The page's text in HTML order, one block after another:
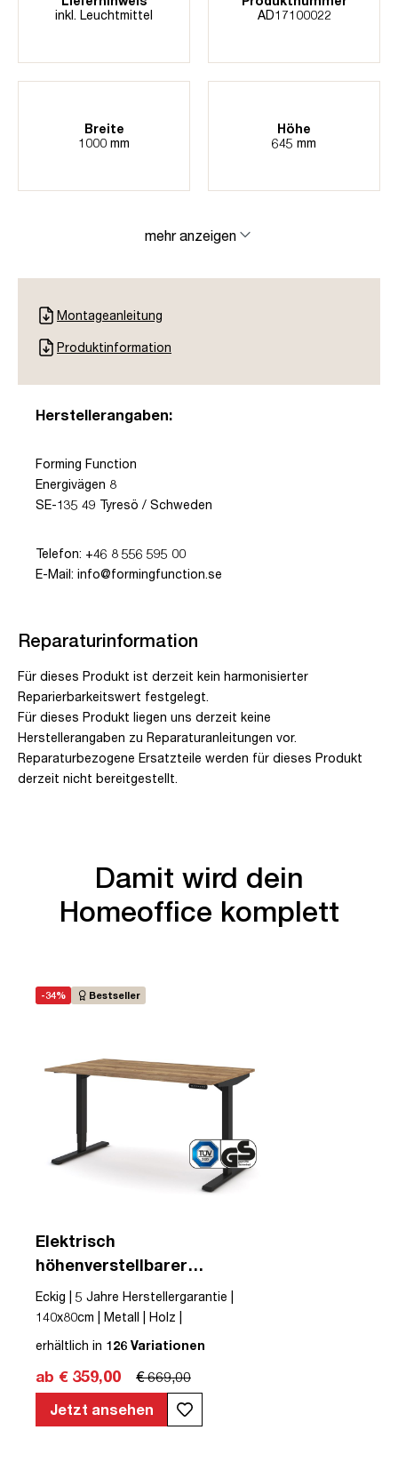
inkl. Leuchtmittel
AD17100022
Breite
1000 mm
Höhe
645 mm
mehr anzeigen
Montageanleitung
Produktinformation
Herstellerangaben:
Forming Function
Energivägen 8
SE-135 49 Tyresö / Schweden
Telefon: +46 8 556 595 00
E-Mail: info@formingfunction.se
Reparaturinformation
Für dieses Produkt ist derzeit kein harmonisierter
Reparierbarkeitswert festgelegt.
Für dieses Produkt liegen uns derzeit keine
Herstellerangaben zu Reparaturanleitungen vor.
Reparaturbezogene Ersatzteile werden für dieses Produkt
derzeit nicht bereitgestellt.
Damit wird dein
Homeoffice komplett
-34% Bestseller
Elektrisch
höhenverstellbarer
Schreibtisch Y-Line
Eckig | 5 Jahre Herstellergarantie |
140x80cm | Metall | Holz |
Melaminoberfläche | Schwarz | Braun |
höhenverstellbar | unmontiert | Y-Line |
bis zu 80 kg | Steckertyp C | Eiche
Tabak | TÜV© mobiles Arbeiten |
erhältlich in 126 Variationen
ab € 359,00
€ 669,00
Jetzt ansehen